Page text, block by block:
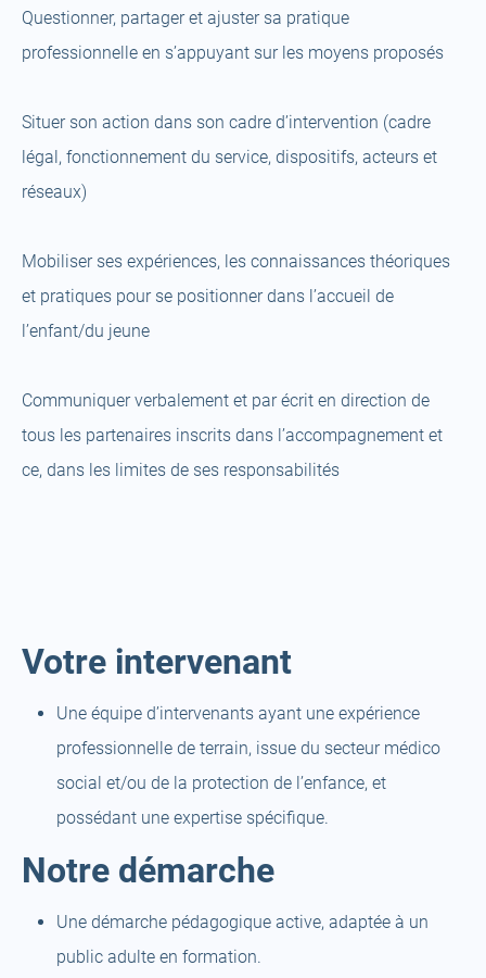
Questionner, partager et ajuster sa pratique
professionnelle en s’appuyant sur les moyens proposés
Situer son action dans son cadre d’intervention (cadre
légal, fonctionnement du service, dispositifs, acteurs et
réseaux)
Mobiliser ses expériences, les connaissances théoriques
et pratiques pour se positionner dans l’accueil de
l’enfant/du jeune
Communiquer verbalement et par écrit en direction de
tous les partenaires inscrits dans l’accompagnement et
ce, dans les limites de ses responsabilités
Votre intervenant
Une équipe d’intervenants ayant une expérience
professionnelle de terrain, issue du secteur médico
social et/ou de la protection de l’enfance, et
possédant une expertise spécifique.
Notre démarche
Une démarche pédagogique active, adaptée à un
public adulte en formation.